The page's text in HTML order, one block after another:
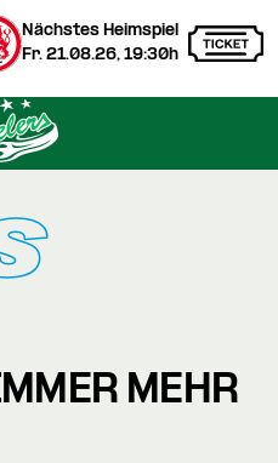
Nächstes Heimspiel
Fr. 21.08.26, 19:30h
MEHR